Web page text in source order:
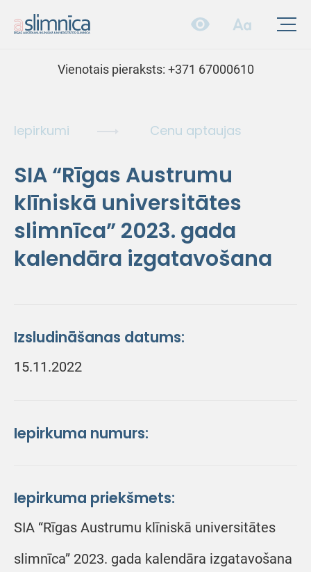
Vienotais pieraksts: +371 67000610
Iepirkumi Cenu aptaujas
SIA “Rīgas Austrumu
klīniskā universitātes
slimnīca” 2023. gada
kalendāra izgatavošana
Izsludināšanas datums:
15.11.2022
Iepirkuma numurs:
Iepirkuma priekšmets:
SIA “Rīgas Austrumu klīniskā universitātes
slimnīca” 2023. gada kalendāra izgatavošana